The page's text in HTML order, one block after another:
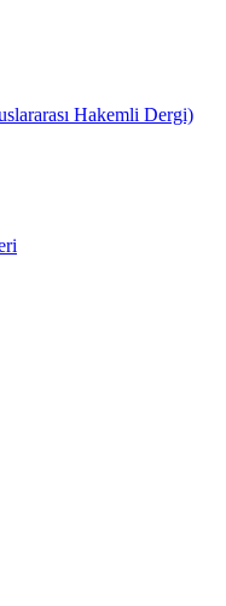
Hakemli Dergi)